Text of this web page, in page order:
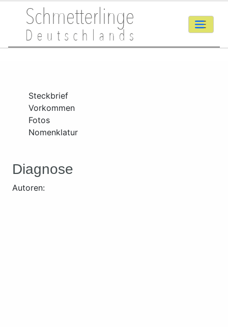
Steckbrief
Vorkommen
Fotos
Nomenklatur
Diagnose
Autoren: